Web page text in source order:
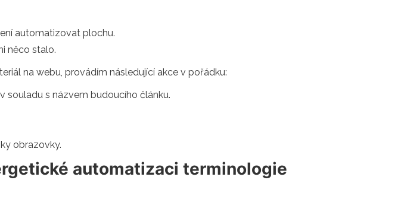
automatizovat plochu.
něco stalo.
na webu, provádím následující akce v pořádku:
s názvem budoucího článku.
obrazovky.
automatizaci terminologie